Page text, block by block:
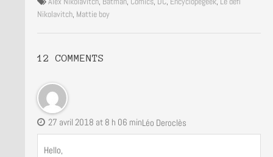
Nikolavitch, Mattie boy
12 COMMENTS
Léo Deroclès
27 avril 2018 at 8 h 06 min
Hello,